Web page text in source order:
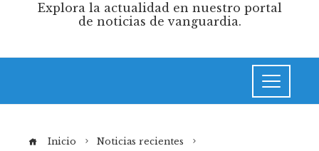
Explora la actualidad en nuestro portal
de noticias de vanguardia.
Inicio
Noticias recientes